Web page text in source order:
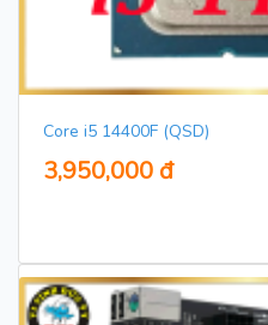
Core i5 14400F (QSD)
3,950,000 đ